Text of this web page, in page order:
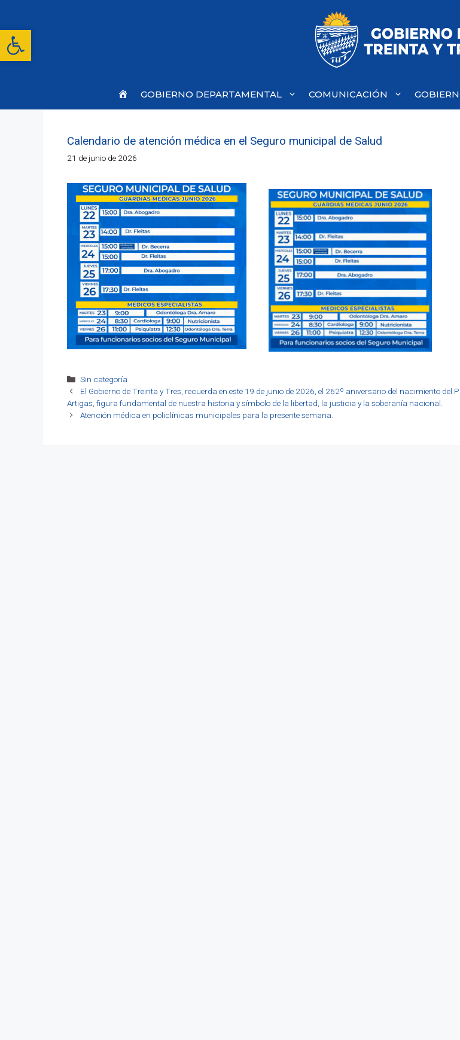
Abrir barra de herramientas
contenido
Inicio
GOBIERNO DEPARTAMENTAL COMUNICACIÓN
Calendario de atención médica en el Seguro municipal de Salud
21 de junio de 2026
Categorías
Sin categoría
El Gobierno de Treinta y Tres, recuerda en este 19 de junio de 2026, el 262º aniversario del nacimiento del
Artigas, figura fundamental de nuestra historia y símbolo de la libertad, la justicia y la soberanía nacional.
Atención médica en policlínicas municipales para la presente semana.